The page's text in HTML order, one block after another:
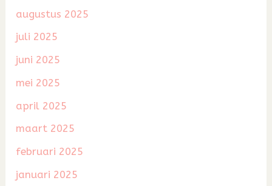
augustus 2025
juli 2025
juni 2025
mei 2025
april 2025
maart 2025
februari 2025
januari 2025